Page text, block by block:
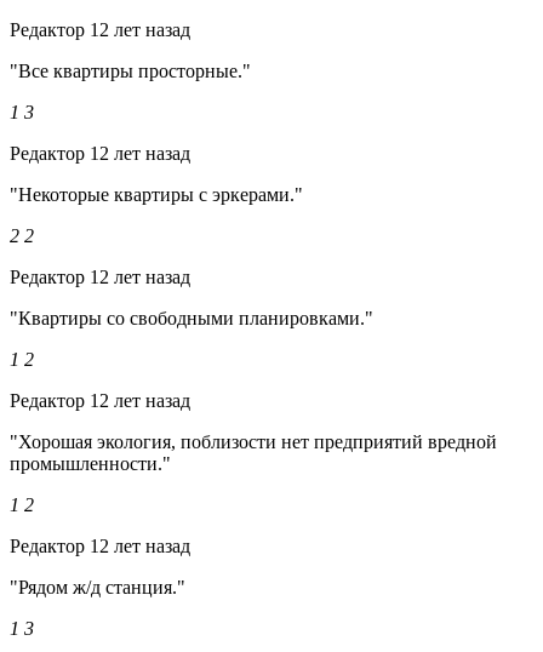
Редактор 12 лет назад
"Все квартиры просторные."
1 3
Редактор 12 лет назад
"Некоторые квартиры с эркерами."
2 2
Редактор 12 лет назад
"Квартиры со свободными планировками."
1 2
Редактор 12 лет назад
"Хорошая экология, поблизости нет предприятий вредной
промышленности."
1 2
Редактор 12 лет назад
"Рядом ж/д станция."
1 3